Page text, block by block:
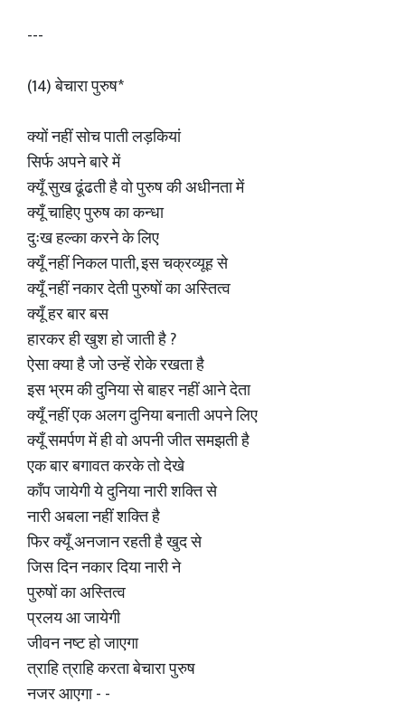
---
(14) बेचारा पुरुष*
क्यों नहीं सोच पाती लड़कियां
सिर्फ अपने बारे में
क्यूँ सुख ढूंढती है वो पुरुष की अधीनता में
क्यूँ चाहिए पुरुष का कन्धा
दुःख हल्का करने के लिए
क्यूँ नहीं निकल पाती, इस चक्रव्यूह से
क्यूँ नहीं नकार देती पुरुषों का अस्तित्व
क्यूँ हर बार बस
हारकर ही खुश हो जाती है ?
ऐसा क्या है जो उन्हें रोके रखता है
इस भ्रम की दुनिया से बाहर नहीं आने देता
क्यूँ नहीं एक अलग दुनिया बनाती अपने लिए
क्यूँ समर्पण में ही वो अपनी जीत समझती है
एक बार बगावत करके तो देखे
काँप जायेगी ये दुनिया नारी शक्ति से
नारी अबला नहीं शक्ति है
फिर क्यूँ अनजान रहती है खुद से
जिस दिन नकार दिया नारी ने
पुरुषों का अस्तित्व
प्रलय आ जायेगी
जीवन नष्ट हो जाएगा
त्राहि त्राहि करता बेचारा पुरुष
नजर आएगा - -